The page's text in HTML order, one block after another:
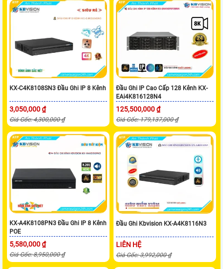
KX-C4K8108SN3 Đầu Ghi IP 8 Kênh
3,050,000 ₫
Giá Gốc: 4,300,000 ₫
Đầu Ghi IP Cao Cấp 128 Kênh KX-
EAi4K816128N4
125,500,000 ₫
Giá Gốc: 179,137,000 ₫
KX-A4K8108PN3 Đầu Ghi IP 8 Kênh
POE
5,580,000 ₫
Giá Gốc: 8,950,000 ₫
Đầu Ghi Kbvision KX-A4K8116N3
LIÊN HỆ
Giá Gốc: 3,992,000 ₫